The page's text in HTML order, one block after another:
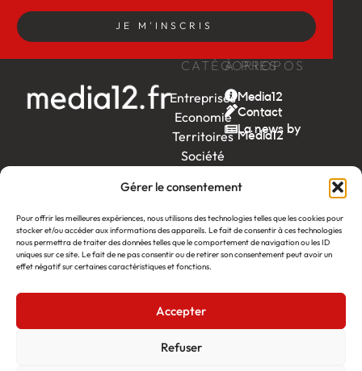
Gérer le consentement
Pour offrir les meilleures expériences, nous utilisons des technologies telles que les cookies pour
stocker et/ou accéder aux informations des appareils. Le fait de consentir à ces technologies
nous permettra de traiter des données telles que le comportement de navigation ou les ID
uniques sur ce site. Le fait de ne pas consentir ou de retirer son consentement peut avoir un
effet négatif sur certaines caractéristiques et fonctions.
Accepter
Refuser
CATÉGORIES
Entreprises
Economie
Territoires
Société
end
Ambition
by EDF
itw
by
Léa
À PROPOS
Media12
Contact
La news by
Média12
JE M'INSCRIS